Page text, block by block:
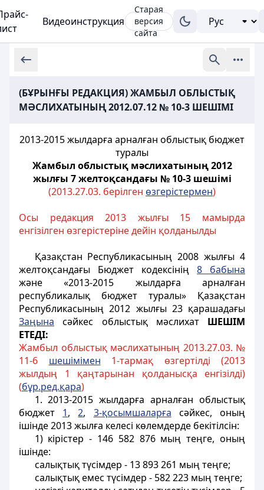
Видеоинструкция
Старая
версия
сайта
(БҰРЫНҒЫ РЕДАКЦИЯ) ЖАМБЫЛ ОБЛЫСТЫҚ
МӘСЛИХАТЫНЫҢ 2012.07.12 № 10-3 ШЕШІМІ
2013-2015 жылдарға арналған облыстық бюджет
туралы
Жамбыл облыстық мәслихатының 2012
жылғы 7 желтоқсандағы № 10-3 шешімі
(2013.27.03. берілген өзгерістермен)
Осы редакция 2013 жылғы 15 мамырда
енгізілген өзгерістеріне дейін қолданылды
Қазақстан Республикасының 2008 жылғы 4
желтоқсандағы Бюджет кодексінің 8 бабына
және «2013-2015 жылдарға арналған
республикалық бюджет туралы» Қазақстан
Республикасының 2012 жылғы 23 қарашадағы
Заңына сәйкес облыстық мәслихат ШЕШІМ
ЕТЕДІ:
Жамбыл облыстық мәслихатының 2013.27.03. №
11-6 шешімімен 1-тармақ өзгертілді (2013
жылдың 1 қаңтарынан қолданысқа енгізілді)
(бұр.ред.қара)
1. 2013-2015 жылдарға арналған облыстық
бюджет 1,2, 3-қосымшаларға сәйкес, оның
ішінде 2013 жылға келесі көлемдерде бекітілсін:
1) кірістер - 146 582 876 мың теңге, оның
ішінде:
салықтық түсімдер - 13 893 261 мың теңге;
салықтық емес түсімдер - 582 223 мың теңге;